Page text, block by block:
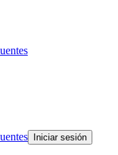
Iniciar sesión